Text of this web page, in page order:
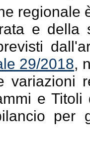
regionale
e
29/2018,
variazioni
e
per